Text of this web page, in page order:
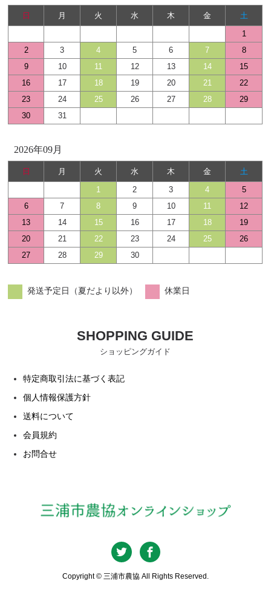
日 月 火 水 木 金
土
1
2
3 4 5 6 7
8
9
10 11 12 13 14
15
16
17 18 19 20 21
22
23
24 25 26 27 28
29
30
31
2026年09月
日 月 火 水 木 金
土
1
2 3 4
5
6
7 8 9 10 11
12
13
14 15 16 17 18
19
20
21 22 23 24 25
26
27
28 29 30
発送予定日（夏だより以外） 休業日
SHOPPING GUIDE
ショッピングガイド
特定商取引法に基づく表記
個人情報保護方針
送料について
会員規約
お問合せ
Copyright © 三浦市農協 All Rights Reserved.